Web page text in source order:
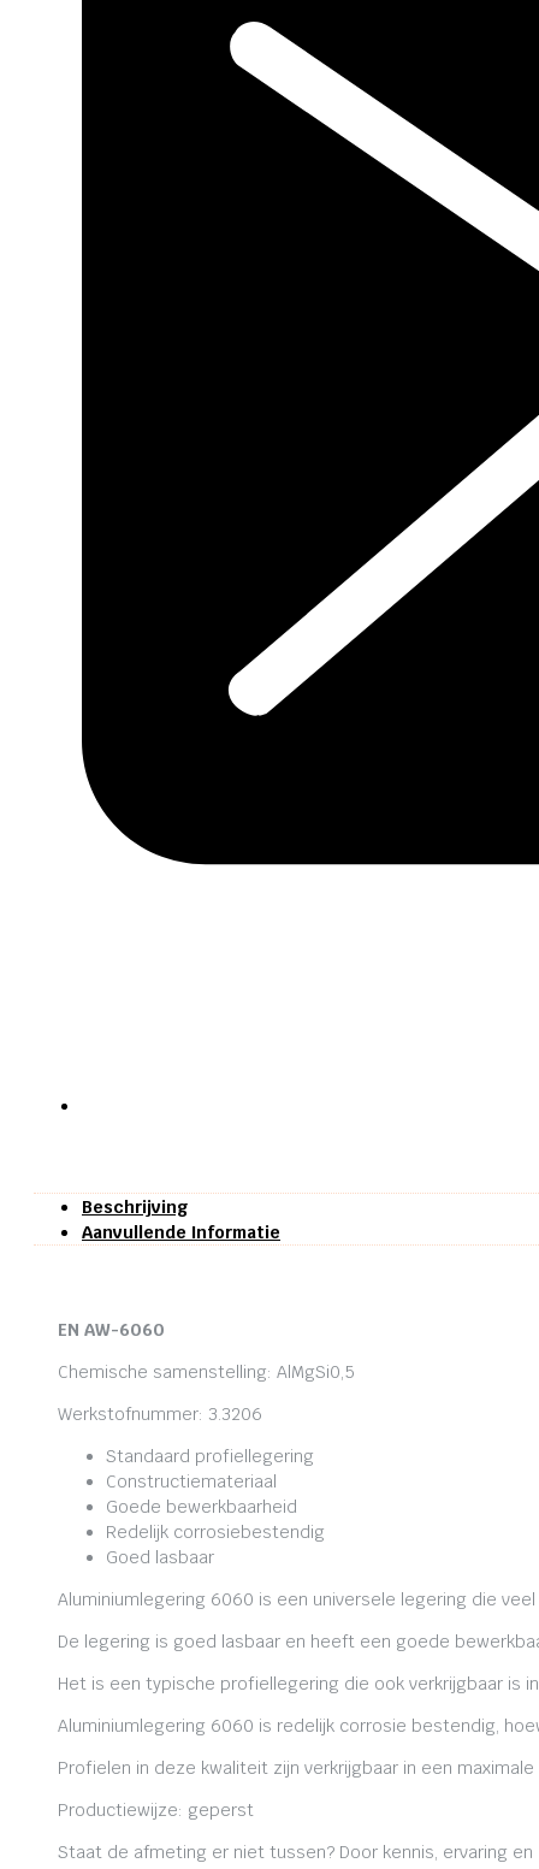
Beschrijving
Aanvullende Informatie
EN AW-6060
Chemische samenstelling: AlMgSi0,5
Werkstofnummer: 3.3206
Standaard profiellegering
Constructiemateriaal
Goede bewerkbaarheid
Redelijk corrosiebestendig
Goed lasbaar
Aluminiumlegering 6060 is een universele legering die
De legering is goed lasbaar en heeft een goede
Het is een typische profiellegering die ook verkrijgbaar is
Aluminiumlegering 6060 is redelijk corrosie bestendig,
Profielen in deze kwaliteit zijn verkrijgbaar in een
Productiewijze: geperst
Staat de afmeting er niet tussen? Door kennis, ervaring